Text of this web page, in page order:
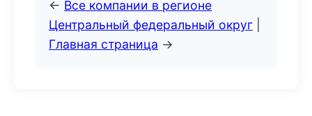
← Все компании в регионе
Центральный федеральный округ
Главная страница →